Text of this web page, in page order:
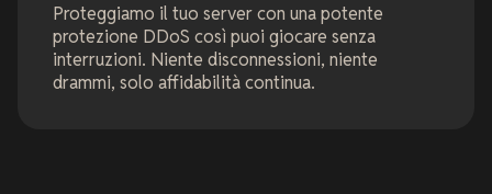
Proteggiamo il tuo server con una potente
protezione DDoS così puoi giocare senza
interruzioni. Niente disconnessioni, niente
drammi, solo affidabilità continua.